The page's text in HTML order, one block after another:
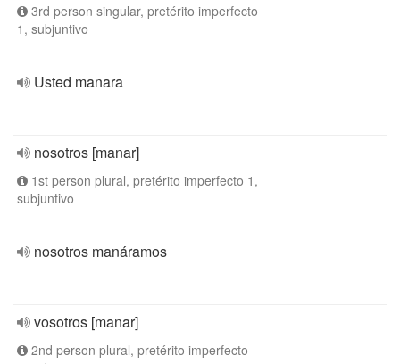
3rd person singular, pretérito imperfecto
1, subjuntivo
Usted manara
nosotros [manar]
1st person plural, pretérito imperfecto 1,
subjuntivo
nosotros manáramos
vosotros [manar]
2nd person plural, pretérito imperfecto